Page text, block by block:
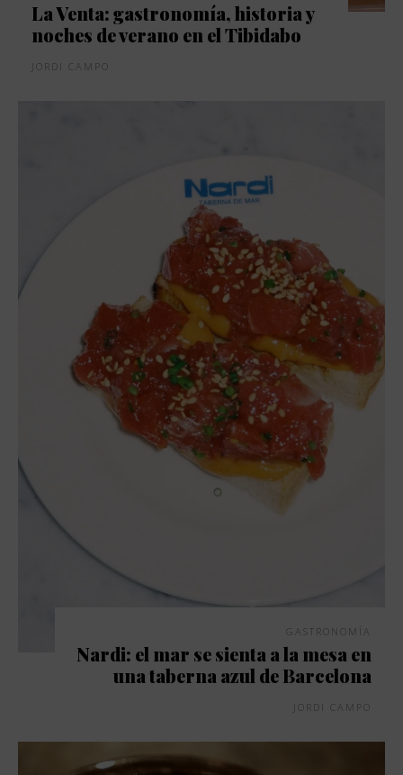
La Venta: gastronomía, historia y
noches de verano en el Tibidabo
JORDI CAMPO
GASTRONOMÍA
Nardi: el mar se sienta a la mesa en
una taberna azul de Barcelona
JORDI CAMPO